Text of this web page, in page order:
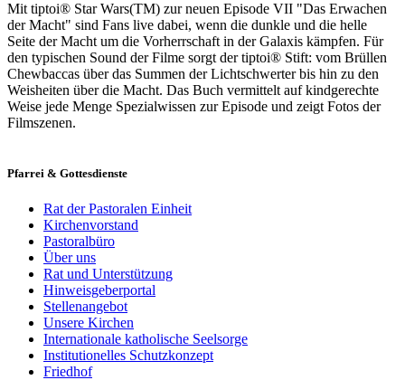
Mit tiptoi® Star Wars(TM) zur neuen Episode VII "Das Erwachen
der Macht" sind Fans live dabei, wenn die dunkle und die helle
Seite der Macht um die Vorherrschaft in der Galaxis kämpfen. Für
den typischen Sound der Filme sorgt der tiptoi® Stift: vom Brüllen
Chewbaccas über das Summen der Lichtschwerter bis hin zu den
Weisheiten über die Macht. Das Buch vermittelt auf kindgerechte
Weise jede Menge Spezialwissen zur Episode und zeigt Fotos der
Filmszenen.
Pfarrei & Gottesdienste
Rat der Pastoralen Einheit
Kirchenvorstand
Pastoralbüro
Über uns
Rat und Unterstützung
Hinweisgeberportal
Stellenangebot
Unsere Kirchen
Internationale katholische Seelsorge
Institutionelles Schutzkonzept
Friedhof